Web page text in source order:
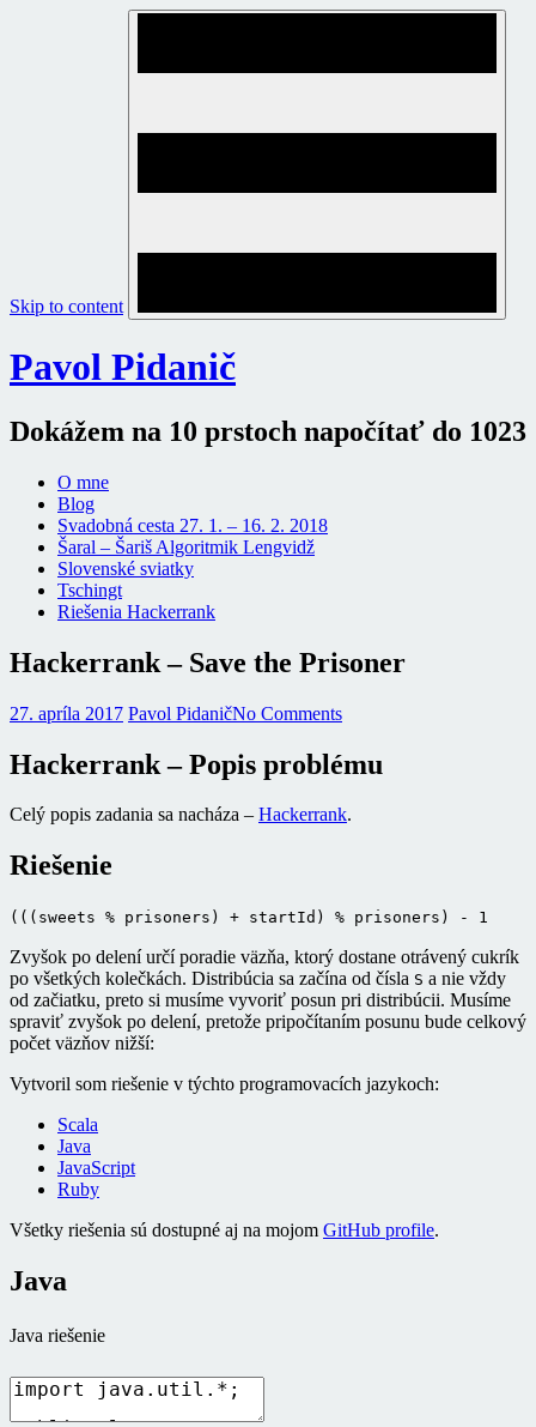
Skip to content
Pavol Pidanič
Dokážem na 10 prstoch napočítať do 1023
O mne
Blog
Svadobná cesta 27. 1. – 16. 2. 2018
Šaral – Šariš Algoritmik Lengvidž
Slovenské sviatky
Tschingt
Riešenia Hackerrank
Hackerrank – Save the Prisoner
27. apríla 2017 Pavol PidaničNo Comments
Hackerrank – Popis problému
Celý popis zadania sa nacháza – Hackerrank.
Riešenie
(((sweets % prisoners) + startId) % prisoners) - 1
Zvyšok po delení určí poradie väzňa, ktorý dostane otrávený cukrík
po všetkých kolečkách. Distribúcia sa začína od čísla S a nie vždy
od začiatku, preto si musíme vyvoriť posun pri distribúcii. Musíme
spraviť zvyšok po delení, pretože pripočítaním posunu bude celkový
počet väzňov nižší:
Vytvoril som riešenie v týchto programovacích jazykoch:
Scala
Java
JavaScript
Ruby
Všetky riešenia sú dostupné aj na mojom GitHub profile.
Java
Java riešenie